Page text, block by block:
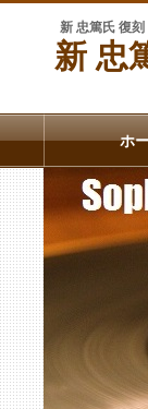
新 忠篤氏 復刻
新 忠
ホ